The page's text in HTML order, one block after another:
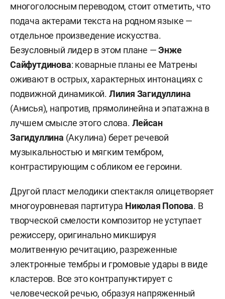
многоголосным переводом, стоит отметить, что
подача актерами текста на родном языке —
отдельное произведение искусства.
Безусловный лидер в этом плане —Энже
Сайфутдинова: коварные планы ее Матрены
оживают в острых, характерных интонациях с
подвижной динамикой. Лилия Загидуллина
(Анисья), напротив, прямолинейна и эпатажна в
лучшем смысле этого слова. Лейсан
Загидуллина (Акулина) берет речевой
музыкальностью и мягким тембром,
контрастирующим с обликом ее героини.
Другой пласт мелодики спектакля олицетворяет
многоуровневая партитура Николая Попова. В
творческой смелости композитор не уступает
режиссеру, оригинально микшируя
молитвенную речитацию, разреженные
электронные тембры и громовые удары в виде
кластеров. Все это контрапунктирует с
человеческой речью, образуя напряженный